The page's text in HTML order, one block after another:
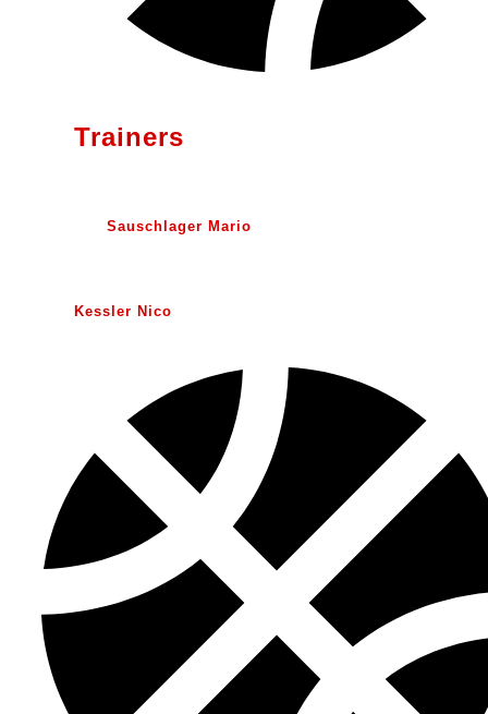
Trainers
Sauschlager Mario
Kessler Nico